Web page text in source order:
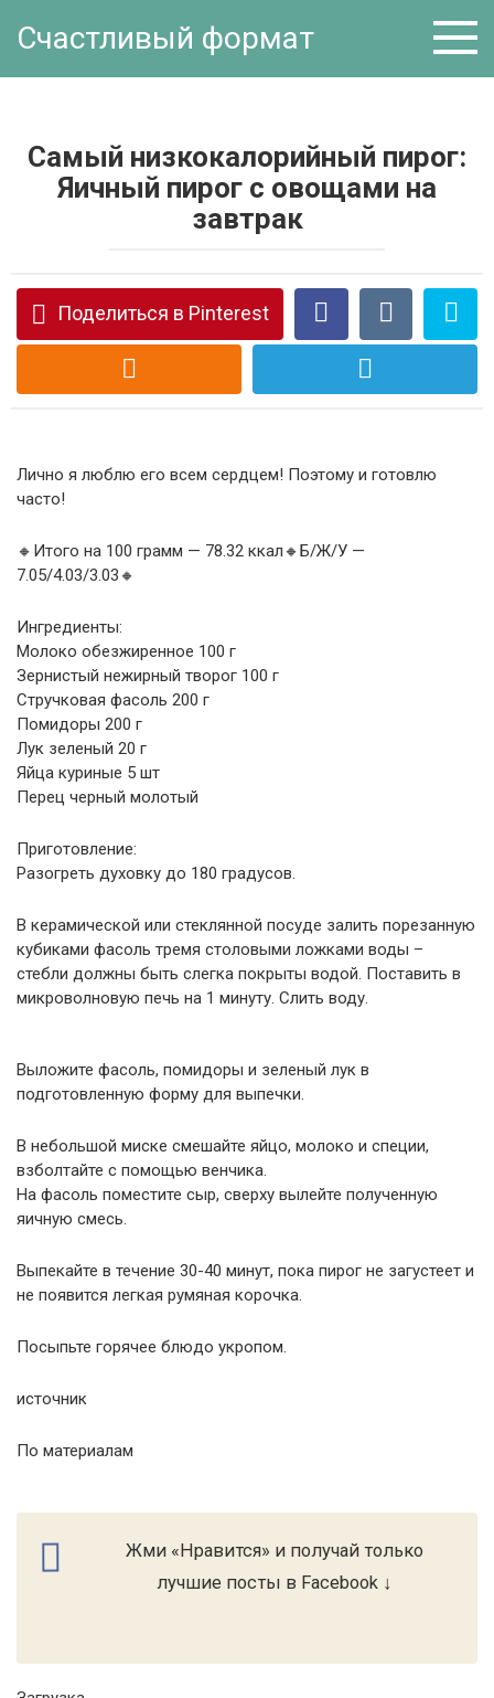
Счастливый формат
Самый низкокалорийный пирог:
Яичный пирог с овощами на
завтрак
Поделиться в Pinterest
Лично я люблю его всем сердцем! Поэтому и готовлю
часто!
🔸Итого на 100 грамм — 78.32 ккал🔸Б/Ж/У —
7.05/4.03/3.03🔸
Ингредиенты:
Молоко обезжиренное 100 г
Зернистый нежирный творог 100 г
Стручковая фасоль 200 г
Помидоры 200 г
Лук зеленый 20 г
Яйца куриные 5 шт
Перец черный молотый
Приготовление:
Разогреть духовку до 180 градусов.
В керамической или стеклянной посуде залить порезанную
кубиками фасоль тремя столовыми ложками воды –
стебли должны быть слегка покрыты водой. Поставить в
микроволновую печь на 1 минуту. Слить воду.
Выложите фасоль, помидоры и зеленый лук в
подготовленную форму для выпечки.
В небольшой миске смешайте яйцо, молоко и специи,
взболтайте с помощью венчика.
На фасоль поместите сыр, сверху вылейте полученную
яичную смесь.
Выпекайте в течение 30-40 минут, пока пирог не загустеет и
не появится легкая румяная корочка.
Посыпьте горячее блюдо укропом.
источник
По материалам
Жми «Нравится» и получай только
лучшие посты в Facebook ↓